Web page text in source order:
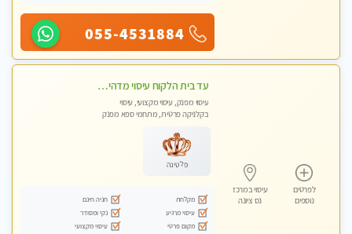
055-4531884
לפרטים
נוספים
עיסוי במרכז
נס ציונה
עד בית הלקוח עיסוי מדהים מפנק מקצועי ומרגיע !!
עיסוי מפנק, עיסוי מקצועי, עיסוי
בקלניקה פרטית, מתחמי ספא מפנק
פלטינה
מקלחת
חניה חינם
עיסוי מרגיע
נקי ומסודר
מקום פרטי
עיסוי מקצועי